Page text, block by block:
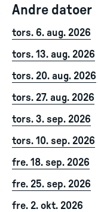
Andre datoer
tors. 6. aug. 2026
tors. 13. aug. 2026
tors. 20. aug. 2026
tors. 27. aug. 2026
tors. 3. sep. 2026
tors. 10. sep. 2026
fre. 18. sep. 2026
fre. 25. sep. 2026
fre. 2. okt. 2026